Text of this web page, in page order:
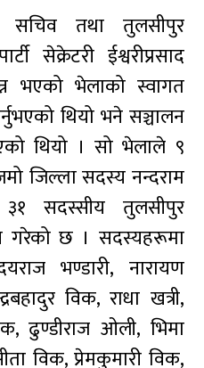
सचिव तथा तुलसीपुर
सेक्रेटरी ईश्वरीप्रसाद
भएको भेलाको स्वागत
थियो भने सञ्चालन
थियो । सो भेलाले ९
जिल्ला सदस्य नन्दराम
३१ सदस्सीय तुलसीपुर
गरेको छ । सदस्यहरूमा
भण्डारी, नारायण
विक, राधा खत्री,
ढुण्डीराज ओली, भिमा
विक, प्रेमकुमारी विक,